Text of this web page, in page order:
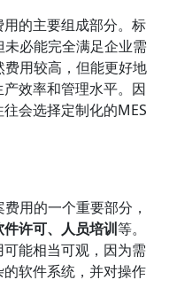
的主要组成部分。标
必能完全满足企业需
用较高，但能更好地
效率和管理水平。因
会选择定制化的MES
用的一个重要部分，
许可、人员培训等。
能相当可观，因为需
软件系统，并对操作